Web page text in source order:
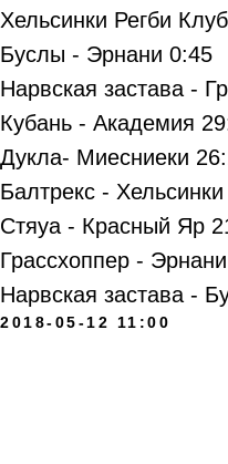
Хельсинки Регби
Буслы - Эрнани 0:45
Нарвская застава -
Кубань - Академия
Дукла- Миесниеки
Балтрекс -
Стяуа - Красный Яр
Грассхоппер -
Нарвская застава -
2018-05-12 11:00